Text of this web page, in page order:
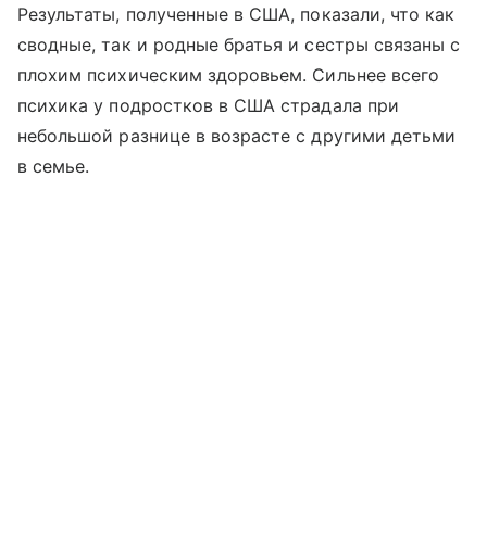
Результаты, полученные в США, показали, что как
сводные, так и родные братья и сестры связаны с
плохим психическим здоровьем. Сильнее всего
психика у подростков в США страдала при
небольшой разнице в возрасте с другими детьми
в семье.